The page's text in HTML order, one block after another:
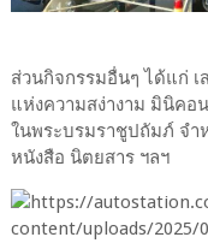
ส่วนกิจกรรมอื่นๆ ได้แก่
แห่งความสง่างาม มินิคอ
ในพระบรมราชูปถัมภ์ จำ
หนังสือ นิตยสาร ฯลฯ